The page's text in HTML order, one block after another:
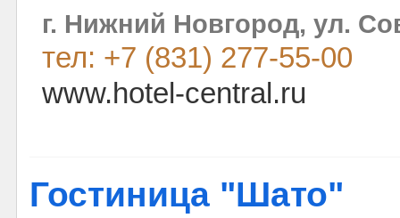
г. Нижний Новгород, ул.
тел: +7 (831) 277-55-00
www.hotel-central.ru
Гостиница "Шато"